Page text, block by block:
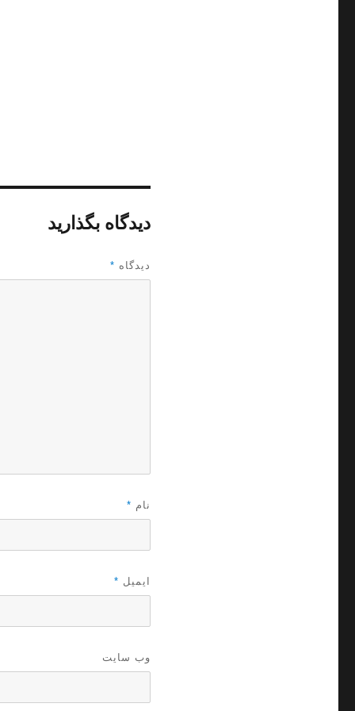
دیدگاه بگذارید
دیدگاه *
نام *
ایمیل *
وب‌ سایت